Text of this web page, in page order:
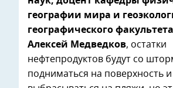
географии мира и
географического
Алексей Медведков, остатки
нефтепродуктов будут со
подниматься на поверхность и